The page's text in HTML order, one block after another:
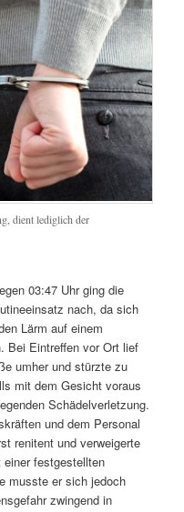
dient lediglich der
03:47 Uhr ging die
nach, da sich
Lärm auf einem
Bei Eintreffen vor Ort lief
umher und stürzte zu
mit dem Gesicht voraus
Schädelverletzung.
und dem Personal
renitent und verweigerte
festgestellten
musste er sich jedoch
zwingend in